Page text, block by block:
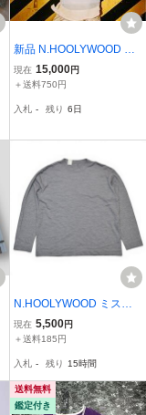
新品 N.HOOLYWOOD CO
MPILE 9 SENCE パーカ
ー ラベンダー サイズ40
ハリ エヌ・ハリウッド ミ
現在 15,000円
＋送料750円
入札 - 残り 6日
N.HOOLYWOOD ミスタ
ーハリウッド UNDER SU
MMIT WEAR ロングカッ
ズ36 グレー メンズ M462
920
現在 5,500円
＋送料185円
入札 - 残り 15時間
送料無料
鑑定付き